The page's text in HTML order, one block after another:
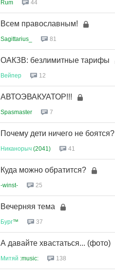
Rum 44
Всем православным!
Sagittarius_ 81
ОАКЗВ: безлимитные тарифы
Вейпер 12
АВТОЭВАКУАТОР!!!
Spasmaster 7
Почему дети ничего не боятся?
Никанорыч (2041) 41
Куда можно обратится?
-winst- 25
Вечерняя тема
Бург™ 37
А давайте хвастаться... (фото)
Митяй :music: 138